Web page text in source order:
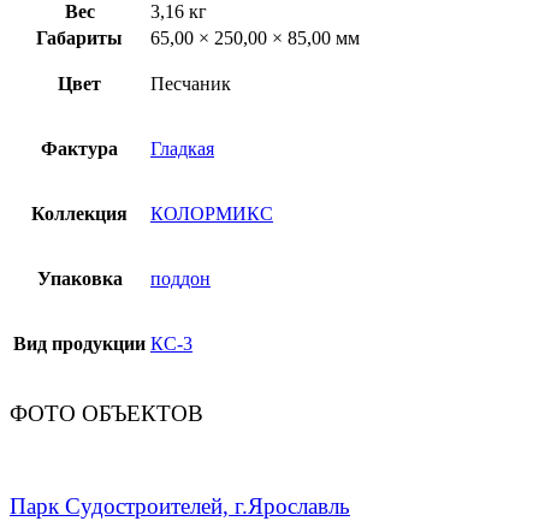
Вес
3,16 кг
Габариты
65,00 × 250,00 × 85,00 мм
Цвет Песчаник
Фактура Гладкая
Коллекция КОЛОРМИКС
Упаковка поддон
Вид продукции КС-3
ФОТО ОБЪЕКТОВ
Парк Судостроителей, г.Ярославль